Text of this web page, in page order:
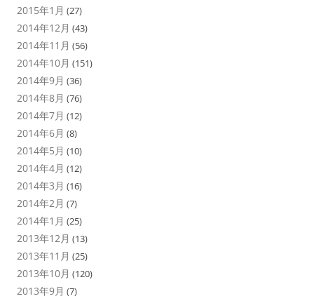
2015年1月 (27)
2014年12月 (43)
2014年11月 (56)
2014年10月 (151)
2014年9月 (36)
2014年8月 (76)
2014年7月 (12)
2014年6月 (8)
2014年5月 (10)
2014年4月 (12)
2014年3月 (16)
2014年2月 (7)
2014年1月 (25)
2013年12月 (13)
2013年11月 (25)
2013年10月 (120)
2013年9月 (7)